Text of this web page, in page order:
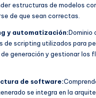
estructuras de modelos
de que sean correctas.
y automatización:Dominio
de scripting utilizados para
generación y gestionar los
de software:
se integra en la